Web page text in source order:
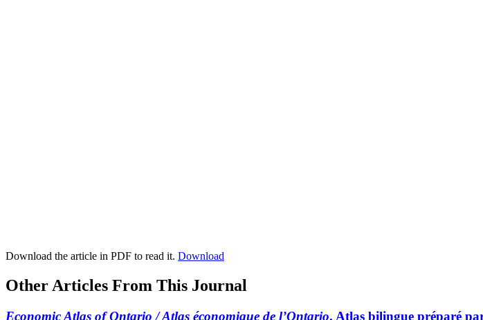
Download the article in PDF to read it. Download
Other Articles From This Journal
Economic Atlas of Ontario / Atlas économique de l’Ontario. Atlas bilingue préparé